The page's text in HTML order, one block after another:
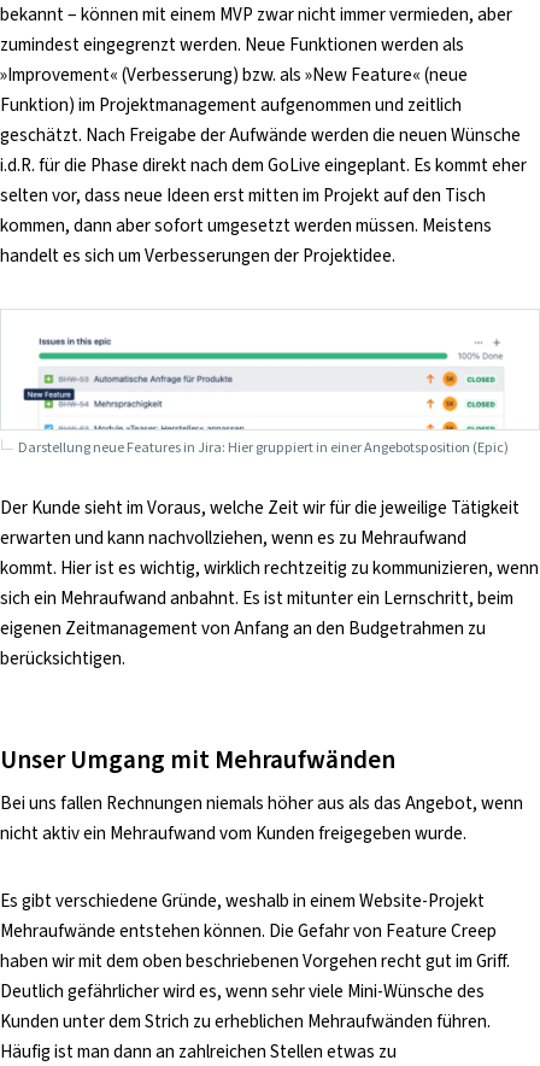
bekannt – können mit einem MVP zwar nicht immer vermieden, aber
zumindest eingegrenzt werden. Neue Funktionen werden als
»Improvement« (Verbesserung) bzw. als »New Feature« (neue
Funktion) im Projektmanagement aufgenommen und zeitlich
geschätzt. Nach Freigabe der Aufwände werden die neuen Wünsche
i.d.R. für die Phase direkt nach dem GoLive eingeplant. Es kommt eher
selten vor, dass neue Ideen erst mitten im Projekt auf den Tisch
kommen, dann aber sofort umgesetzt werden müssen. Meistens
handelt es sich um Verbesserungen der Projektidee.
Darstellung neue Features in Jira: Hier gruppiert in einer Angebotsposition (Epic)
Der Kunde sieht im Voraus, welche Zeit wir für die jeweilige Tätigkeit
erwarten und kann nachvollziehen, wenn es zu Mehraufwand
kommt. Hier ist es wichtig, wirklich rechtzeitig zu kommunizieren, wenn
sich ein Mehraufwand anbahnt. Es ist mitunter ein Lernschritt, beim
eigenen Zeitmanagement von Anfang an den Budgetrahmen zu
berücksichtigen.
Unser Umgang mit Mehraufwänden
Bei uns fallen Rechnungen niemals höher aus als das Angebot, wenn
nicht aktiv ein Mehraufwand vom Kunden freigegeben wurde.
Es gibt verschiedene Gründe, weshalb in einem Website-Projekt
Mehraufwände entstehen können. Die Gefahr von Feature Creep
haben wir mit dem oben beschriebenen Vorgehen recht gut im Griff.
Deutlich gefährlicher wird es, wenn sehr viele Mini-Wünsche des
Kunden unter dem Strich zu erheblichen Mehraufwänden führen.
Häufig ist man dann an zahlreichen Stellen etwas zu